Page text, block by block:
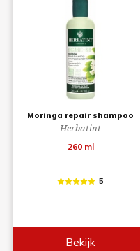
Moringa repair shampoo
Herbatint
260 ml
5
Bekijk